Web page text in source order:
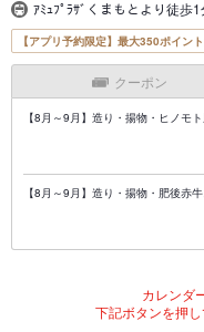
ｱﾐｭﾌﾟﾗｻﾞくまもとより徒歩
【アプリ予約限定】最大350ポイン
クーポン
【8月～9月】造り・揚物・ヒノモ
【8月～9月】造り・揚物・肥後赤
カレンダ
下記ボタンを押し